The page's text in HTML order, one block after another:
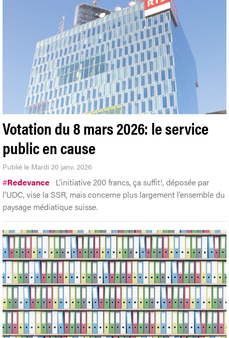
Votation du 8 mars 2026: le service
public en cause
Publié le Mardi 20 janv. 2026
#Redevance L’initiative 200 francs, ça suffit!, déposée par
l’UDC, vise la SSR, mais concerne plus largement l’ensemble du
paysage médiatique suisse.